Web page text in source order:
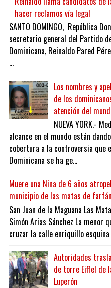
hacer reclamos vía legal
SANTO DOMINGO, República
secretario general del Partido
Dominicana, Reinaldo Pared
...
Los nombres y
de los
atención del
NUEVA YORK.-
alcance en el mundo están
cobertura a la controversia que
Dominicana se ha ge...
Muere una Nina de 6 años
municipio de las matas de farfán
San Juan de la Maguana Las
Simón Arias Sánchez La menor
cruzar la calle enriquillo esquina
Autoridades
de torre Eiffel de
Luperón